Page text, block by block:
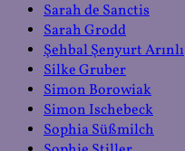
Sarah de Sanctis
Sarah Grodd
Şehbal Şenyurt Arınlı
Silke Gruber
Simon Borowiak
Simon Ischebeck
Sophia Süßmilch